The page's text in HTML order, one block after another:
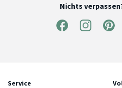
Nichts
Service